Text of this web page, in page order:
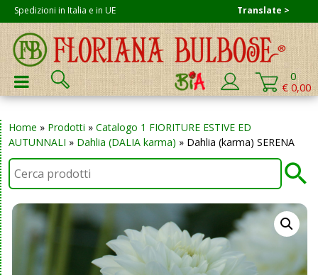
Skip
to
content
Spedizioni in Italia e in UE
Cerca:
0
€ 0,00
PRIMARY MENU
Home » Prodotti » Catalogo 1 FIORITURE ESTIVE ED
AUTUNNALI » Dahlia (DALIA karma) » Dahlia (karma) SERENA
Translate >